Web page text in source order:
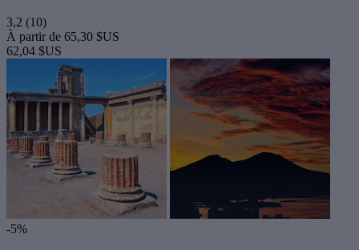
3,2 (10)
À partir de 65,30 $US
62,04 $US
-5%